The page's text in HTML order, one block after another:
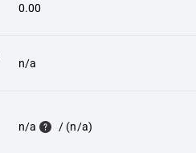
0.00
n/a
n/a / (n/a)